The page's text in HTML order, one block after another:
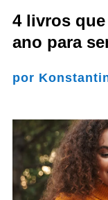
4 livros
ano para
por